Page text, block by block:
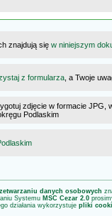
znajdują się w niniejszym
z formularza , a Twoje
zdjęcie w formacie JPG,
Podlaskim
danych osobowych
Systemu MSC Cezar 2.0
działania wykorzystuje pliki